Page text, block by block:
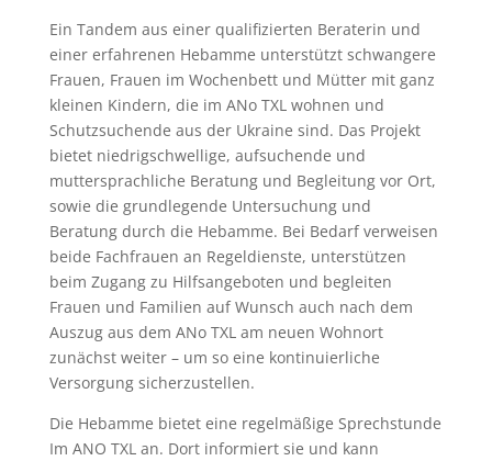
Ein Tandem aus einer qualifizierten Beraterin und
einer erfahrenen Hebamme unterstützt schwangere
Frauen, Frauen im Wochenbett und Mütter mit ganz
kleinen Kindern, die im ANo TXL wohnen und
Schutzsuchende aus der Ukraine sind. Das Projekt
bietet niedrigschwellige, aufsuchende und
muttersprachliche Beratung und Begleitung vor Ort,
sowie die grundlegende Untersuchung und
Beratung durch die Hebamme. Bei Bedarf verweisen
beide Fachfrauen an Regeldienste, unterstützen
beim Zugang zu Hilfsangeboten und begleiten
Frauen und Familien auf Wunsch auch nach dem
Auszug aus dem ANo TXL am neuen Wohnort
zunächst weiter – um so eine kontinuierliche
Versorgung sicherzustellen.
Die Hebamme bietet eine regelmäßige Sprechstunde
Im ANO TXL an. Dort informiert sie und kann